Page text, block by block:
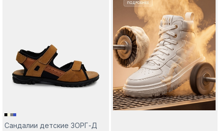
Сандалии детские ЗОРГ-Д